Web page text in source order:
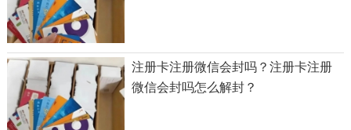
注册卡注册微信会封吗？注册卡注册
微信会封吗怎么解封？